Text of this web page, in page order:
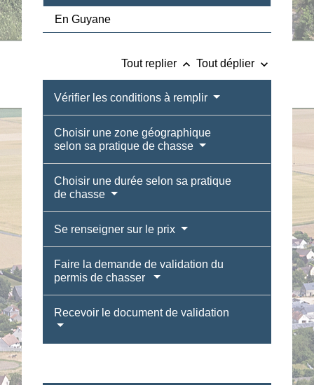
En Guyane
Tout replier keyboard_arrow_up Tout déplier keyboard_arrow_down
Vérifier les conditions à remplir
Choisir une zone géographique
selon sa pratique de chasse
Choisir une durée selon sa pratique
de chasse
Se renseigner sur le prix
Faire la demande de validation du
permis de chasser
Recevoir le document de validation